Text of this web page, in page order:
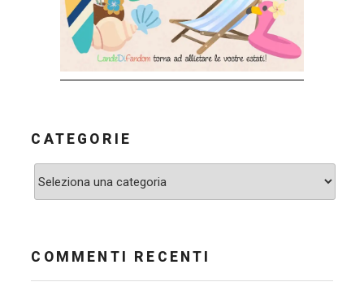
CATEGORIE
Categorie
COMMENTI RECENTI